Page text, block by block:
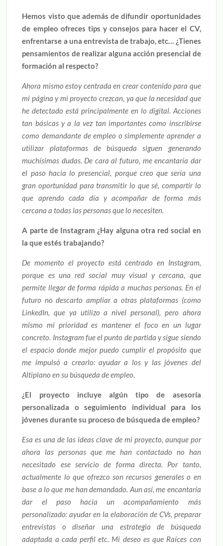
Hemos visto que además de difundir oportunidades
de empleo ofreces tips y consejos para hacer el CV,
enfrentarse a una entrevista de trabajo, etc… ¿Tienes
pensamientos de realizar alguna acción presencial de
formación al respecto?
Ahora mismo estoy centrada en crear contenido para que
mi página y mi proyecto crezcan, ya que la necesidad que
he detectado está principalmente en lo digital. Acciones
tan básicas y a la vez tan importantes como inscribirse
como demandante de empleo o simplemente aprender a
utilizar plataformas de búsqueda siguen generando
muchísimas dudas. De cara al futuro, me encantaría dar
el paso hacia lo presencial, porque creo que sería una
gran oportunidad para transmitir lo que sé, compartir lo
que aprendo cada día y acompañar de forma más
cercana a todas las personas que lo necesiten.
A parte de Instagram ¿Hay alguna otra red social en
la que estés trabajando?
De momento el proyecto está centrado en Instagram,
porque es una red social muy visual y cercana, que
permite llegar de forma rápida a muchas personas. En el
futuro no descarto ampliar a otras plataformas (como
LinkedIn, que ya utilizo a nivel personal), pero ahora
mismo mi prioridad es mantener el foco en un lugar
concreto. Instagram fue el punto de partida y sigue siendo
el espacio donde mejor puedo cumplir el propósito que
me impulsó a crearlo: ayudar a los y las jóvenes del
Altiplano en su búsqueda de empleo.
¿El proyecto incluye algún tipo de asesoría
personalizada o seguimiento individual para los
jóvenes durante su proceso de búsqueda de empleo?
Esa es una de las ideas clave de mi proyecto, aunque por
ahora las personas que me han contactado no han
necesitado ese servicio de forma directa. Por tanto,
actualmente lo que ofrezco son recursos generales o en
base a lo que me han demandado. Aun así, me encantaría
dar el paso hacia un acompañamiento más
personalizado: ayudar en la elaboración de CVs, preparar
entrevistas o diseñar una estrategia de búsqueda
adaptada a cada perfil etc. Mi deseo es que Raíces con